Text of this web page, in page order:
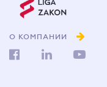
О КОМПАНИИ